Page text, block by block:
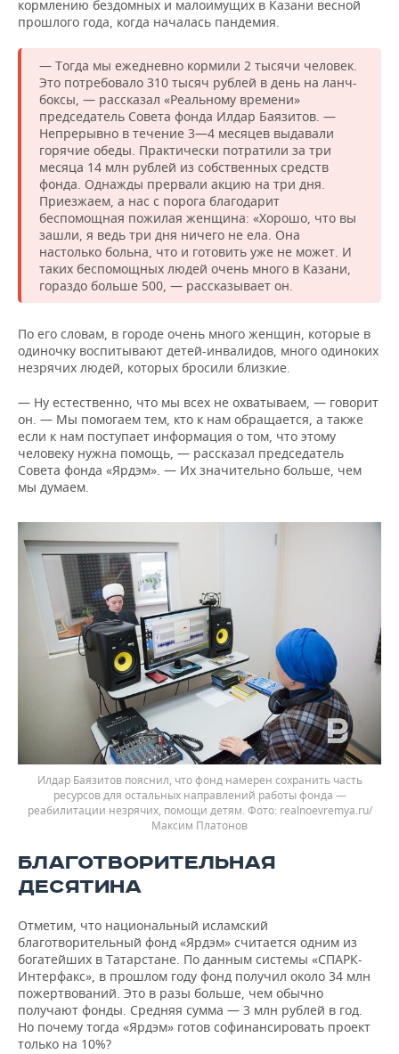
кормлению бездомных и малоимущих в Казани весной
прошлого года, когда началась пандемия.
— Тогда мы ежедневно кормили 2 тысячи человек.
Это потребовало 310 тысяч рублей в день на ланч-
боксы, — рассказал «Реальному времени»
председатель Совета фонда Илдар Баязитов. —
Непрерывно в течение 3—4 месяцев выдавали
горячие обеды. Практически потратили за три
месяца 14 млн рублей из собственных средств
фонда. Однажды прервали акцию на три дня.
Приезжаем, а нас с порога благодарит
беспомощная пожилая женщина: «Хорошо, что вы
зашли, я ведь три дня ничего не ела. Она
настолько больна, что и готовить уже не может. И
таких беспомощных людей очень много в Казани,
гораздо больше 500, — рассказывает он.
По его словам, в городе очень много женщин, которые в
одиночку воспитывают детей-инвалидов, много одиноких
незрячих людей, которых бросили близкие.
— Ну естественно, что мы всех не охватываем, — говорит
он. — Мы помогаем тем, кто к нам обращается, а также
если к нам поступает информация о том, что этому
человеку нужна помощь, — рассказал председатель
Совета фонда «Ярдэм». — Их значительно больше, чем
мы думаем.
Илдар Баязитов пояснил, что фонд намерен сохранить часть
ресурсов для остальных направлений работы фонда —
реабилитации незрячих, помощи детям.
realnoevremya.ru/
Максим Платонов
БЛАГОТВОРИТЕЛЬНАЯ
ДЕСЯТИНА
Отметим, что национальный исламский
благотворительный фонд «Ярдэм» считается одним из
богатейших в Татарстане. По данным системы «СПАРК-
Интерфакс», в прошлом году фонд получил около 34 млн
пожертвований. Это в разы больше, чем обычно
получают фонды. Средняя сумма — 3 млн рублей в год.
Но почему тогда «Ярдэм» готов софинансировать проект
только на 10%?